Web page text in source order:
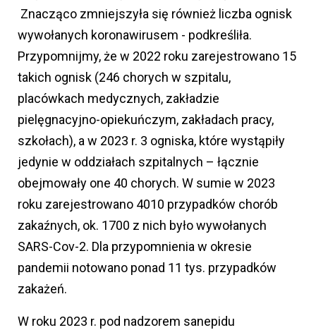
Znacząco zmniejszyła się również liczba ognisk
wywołanych koronawirusem - podkreśliła.
Przypomnijmy, że w 2022 roku zarejestrowano 15
takich ognisk (246 chorych w szpitalu,
placówkach medycznych, zakładzie
pielęgnacyjno-opiekuńczym, zakładach pracy,
szkołach), a w 2023 r. 3 ogniska, które wystąpiły
jedynie w oddziałach szpitalnych – łącznie
obejmowały one 40 chorych. W sumie w 2023
roku zarejestrowano 4010 przypadków chorób
zakaźnych, ok. 1700 z nich było wywołanych
SARS-Cov-2. Dla przypomnienia w okresie
pandemii notowano ponad 11 tys. przypadków
zakażeń.
W roku 2023 r. pod nadzorem sanepidu